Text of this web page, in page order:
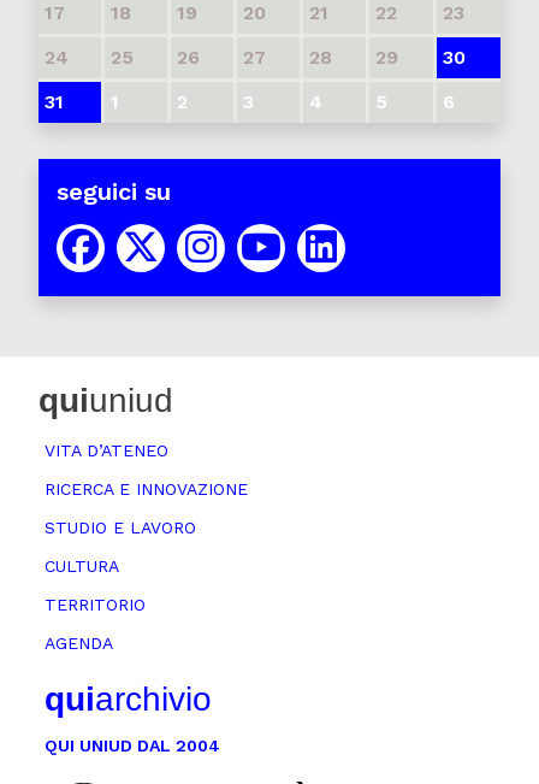
17
18 19 20 21 22
23
24
25 26 27 28 29
30
31
1 2 3 4 5 6
seguici su
quiuniud
VITA D’ATENEO
RICERCA E INNOVAZIONE
STUDIO E LAVORO
CULTURA
TERRITORIO
AGENDA
quiarchivio
QUI UNIUD DAL 2004